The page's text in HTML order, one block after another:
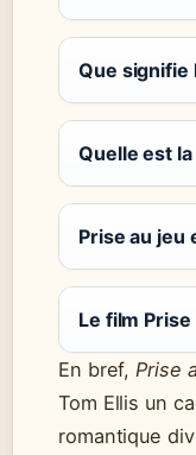
Que signifie
Quelle est
Prise au jeu
Le film
En bref, Prise
Tom Ellis un
romantique